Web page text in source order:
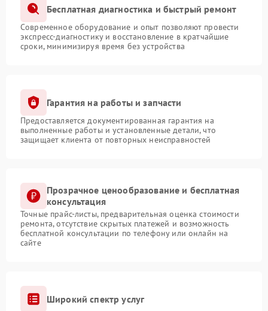
Бесплатная диагностика и быстрый ремонт
Современное оборудование и опыт позволяют провести
экспресс-диагностику и восстановление в кратчайшие
сроки, минимизируя время без устройства
Гарантия на работы и запчасти
Предоставляется документированная гарантия на
выполненные работы и установленные детали, что
защищает клиента от повторных неисправностей
Прозрачное ценообразование и бесплатная
консультация
Точные прайс-листы, предварительная оценка стоимости
ремонта, отсутствие скрытых платежей и возможность
бесплатной консультации по телефону или онлайн на
сайте
Широкий спектр услуг